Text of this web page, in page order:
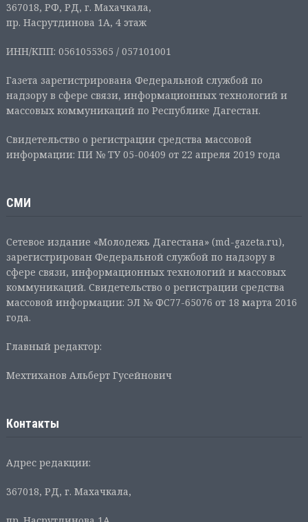
367018, РФ, РД, г. Махачкала,
пр. Насрутдинова 1А, 4 этаж
ИНН/КПП: 0561055365 / 057101001
Газета зарегистрирована Федеральной службой по
надзору в сфере связи, информационных технологий и
массовых коммуникаций по Республике Дагестан.
Свидетельство о регистрации средства массовой
информации: ПИ № ТУ 05-00409 от 22 апреля 2019 года
СМИ
Сетевое издание «Молодежь Дагестана» (md-gazeta.ru),
зарегистрирован Федеральной службой по надзору в
сфере связи, информационных технологий и массовых
коммуникаций. Свидетельство о регистрации средства
массовой информации: ЭЛ № ФС77-65076 от 18 марта 2016
года.
Главный редактор:
Мехтиханов Альберт Гусейнович
Контакты
Адрес редакции:
367018, РД, г. Махачкала,